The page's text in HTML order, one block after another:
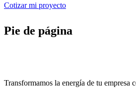
Cotizar mi proyecto
Pie de página
Transformamos la energía de tu empresa